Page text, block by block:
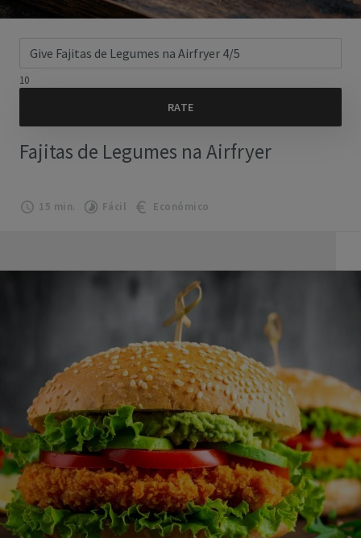
10
Fajitas de Legumes na Airfryer
15 min. Fácil Económico